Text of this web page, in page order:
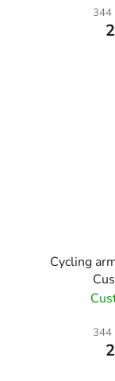
344
Cycling
344